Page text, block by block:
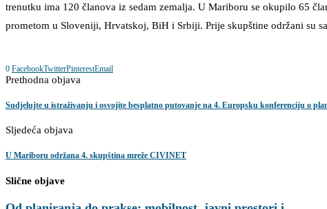
trenutku ima 120 članova iz sedam zemalja. U Mariboru se okupilo 65
prometom u Sloveniji, Hrvatskoj, BiH i Srbiji. Prije skupštine održani su
0 FacebookTwitterPinterestEmail
Prethodna objava
Sudjelujte u istraživanju i osvojite besplatno putovanje na 4. Europsku konferenciju o
Sljedeća objava
U Mariboru održana 4. skupština mreže CIVINET
Slične objave